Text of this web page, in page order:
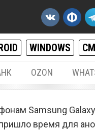
WINDOWS
OZON
Samsung
время для